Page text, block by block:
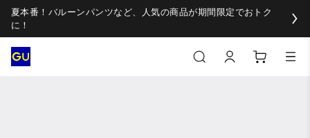
夏本番！バルーンパンツなど、人気の商品が期間限定でおトク
に！